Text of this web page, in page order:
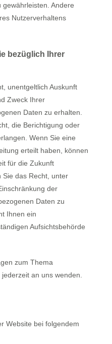
Andere
Nutzerverhaltens
bezüglich Ihrer
unentgeltlich Auskunft
Zweck Ihrer
Daten zu erhalten.
die Berichtigung oder
Wenn Sie eine
erteilt haben, können
für die Zukunft
das Recht, unter
der
Daten zu
Ihnen ein
Aufsichtsbehörde
zum Thema
an uns wenden.
Website bei folgendem